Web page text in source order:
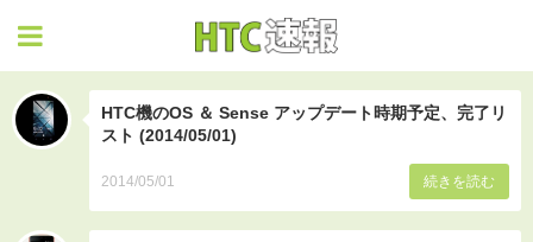
HTC機のOS ＆ Sense アップデート時期予定、完了リ
スト (2014/05/01)
2014/05/01 続きを読む